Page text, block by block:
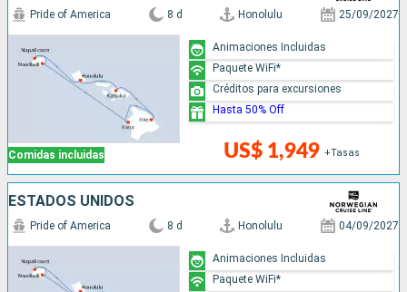
Comidas incluidas
Pride of America 8 d Honolulu 25/09/2027
US$ 1,949 +Tasas
Animaciones Incluidas
Paquete WiFi*
Créditos para excursiones
Hasta 50% Off
ESTADOS UNIDOS
Pride of America 8 d Honolulu 04/09/2027
Animaciones Incluidas
Paquete WiFi*